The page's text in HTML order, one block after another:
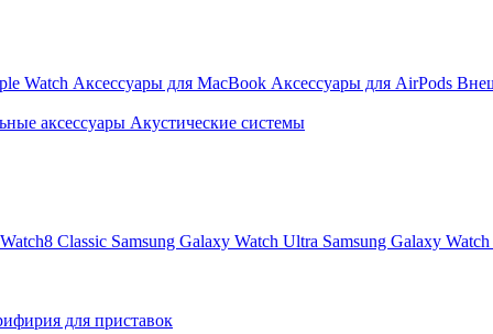
Watch Аксессуары для MacBook Аксессуары для AirPods
аксессуары Акустические системы
Classic Samsung Galaxy Watch Ultra Samsung Galaxy
для приставок